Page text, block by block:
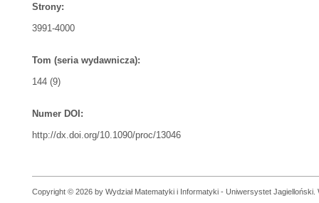
Strony:
3991-4000
Tom (seria wydawnicza):
144 (9)
Numer DOI:
http://dx.doi.org/10.1090/proc/13046
Copyright © 2026 by Wydział Matematyki i Informatyki - Uniwersystet